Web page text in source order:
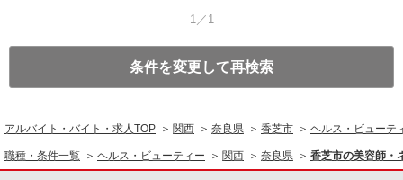
1／1
条件を変更して再検索
アルバイト・バイト・求人TOP 関西 奈良県 香芝市 ヘルス・ビューテ
職種・条件一覧 ヘルス・ビューティー 関西 奈良県 香芝市の美容師・